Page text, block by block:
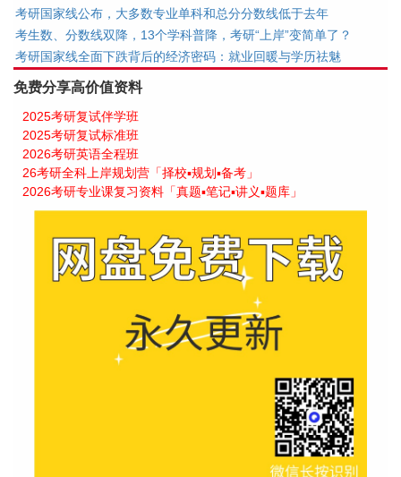
考研国家线公布，大多数专业单科和总分分数线低于去年
考生数、分数线双降，13个学科普降，考研“上岸”变简单了？
考研国家线全面下跌背后的经济密码：就业回暖与学历祛魅
免费分享高价值资料
2025考研复试伴学班
2025考研复试标准班
2026考研英语全程班
26考研全科上岸规划营「择校▪规划▪备考」
2026考研专业课复习资料「真题▪笔记▪讲义▪题库」